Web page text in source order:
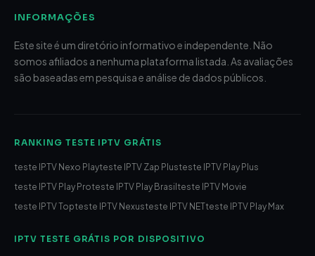
INFORMAÇÕES
Este site é um diretório informativo e independente. Não
somos afiliados a nenhuma plataforma listada. As avaliações
são baseadas em pesquisa e análise de dados públicos.
RANKING TESTE IPTV GRÁTIS
teste IPTV Nexo Playteste IPTV Zap Plusteste IPTV Play Plus
teste IPTV Play Proteste IPTV Play Brasilteste IPTV Movie
teste IPTV Topteste IPTV Nexusteste IPTV NETteste IPTV Play Max
IPTV TESTE GRÁTIS POR DISPOSITIVO